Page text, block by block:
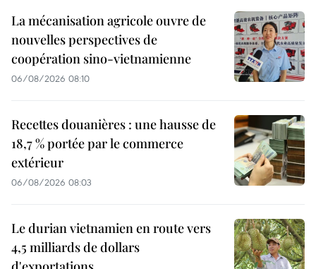
La mécanisation agricole ouvre de
nouvelles perspectives de
coopération sino-vietnamienne
06/08/2026 08:10
Recettes douanières : une hausse de
18,7 % portée par le commerce
extérieur
06/08/2026 08:03
Le durian vietnamien en route vers
4,5 milliards de dollars